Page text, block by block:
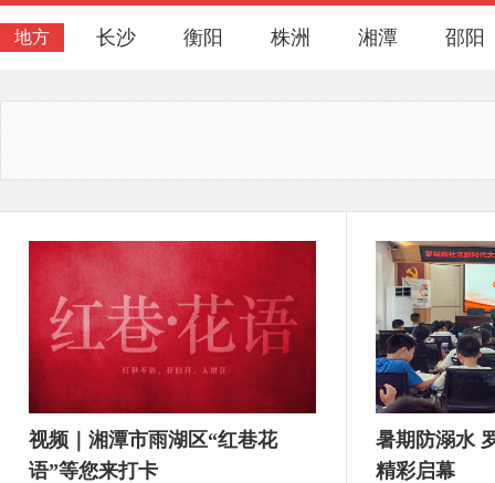
地方 长沙 衡阳 株洲 湘潭 邵阳
视频｜湘潭市雨湖区“红巷花
语”等您来打卡
暑期防溺水
精彩启幕